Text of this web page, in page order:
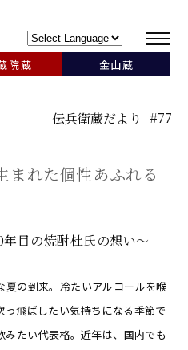
院蔵 金山蔵
伝兵衛蔵だより #77
まれた個性あふれる
目の焼酎杜氏の想い～
の到来。冷たいアルコールを喉
飛ばしたい気持ちになる季節で
たい代表格。近年は、国内でも